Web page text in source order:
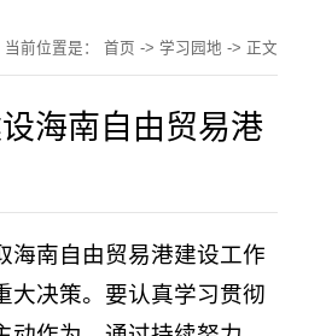
当前位置是： 首页 -> 学习园地 -> 正文
海南自由贸易港
海南自由贸易港建设工作
大决策。要认真学习贯彻